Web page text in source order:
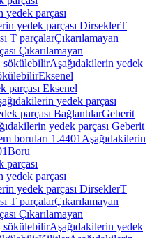
yedek parçası
yedek parçası DirseklerT
T parçalarÇıkarılamayan
Çıkarılamayan
sökülebilirAşağıdakilerin yedek
Eksenel
parçası Eksenel
yedek parçası
parçası BağlantılarGeberit
yedek parçası Geberit
boruları 1.4401 Aşağıdakilerin
Boru
parçası
yedek parçası
yedek parçası DirseklerT
T parçalarÇıkarılamayan
Çıkarılamayan
sökülebilirAşağıdakilerin yedek